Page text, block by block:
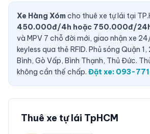
Xe Hàng Xómcho thuê xe tự lái tại
450.000đ/4h hoặc 750.000đ/
và MPV 7 chỗ đời mới, giao nhận xe
keyless qua thẻ RFID. Phủ sóng Quận 1,
Bình, Gò Vấp, Bình Thạnh, Thủ Đức.
không cần thế chấp. Đặt xe: 093-
Thuê xe tự lái TpHCM